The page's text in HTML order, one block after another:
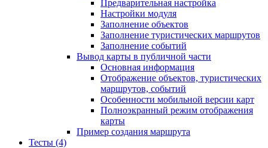
Предварительная настройка
Настройки модуля
Заполнение объектов
Заполнение туристических маршрутов
Заполнение событий
Вывод карты в публичной части
Основная информация
Отображение объектов, туристических
маршрутов, событий
Особенности мобильной версии карт
Полноэкранный режим отображения
карты
Пример создания маршрута
Тесты (4)